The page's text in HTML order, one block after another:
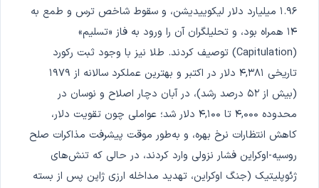
۱.۹۶ میلیارد دلار لیکوییدیشن، و سقوط شاخص ترس و طمع به
۱۴ همراه بود، و تحلیلگران آن را ورود به فاز «تسلیم»
(Capitulation) توصیف کردند. طلا نیز با وجود ثبت رکورد
تاریخی ۴,۳۸۱ دلار در اکتبر و بهترین عملکرد سالانه از ۱۹۷۹
(بیش از ۵۲ درصد رشد)، در آبان دچار اصلاح و نوسان در
محدوده ۴,۰۰۰ تا ۴,۱۰۰ دلار شد؛ عواملی چون تقویت دلار،
کاهش انتظارات نرخ بهره، و به‌طور موقت پیشرفت مذاکرات صلح
روسیه-اوکراین فشار نزولی وارد کردند، در حالی که تنش‌های
ژئوپلیتیک (جنگ اوکراین، تهدید مداخله ارزی ژاپن پس از بسته